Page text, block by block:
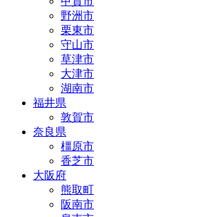
野洲市
栗東市
守山市
草津市
大津市
湖南市
福井県
敦賀市
奈良県
橿原市
香芝市
大阪府
熊取町
阪南市